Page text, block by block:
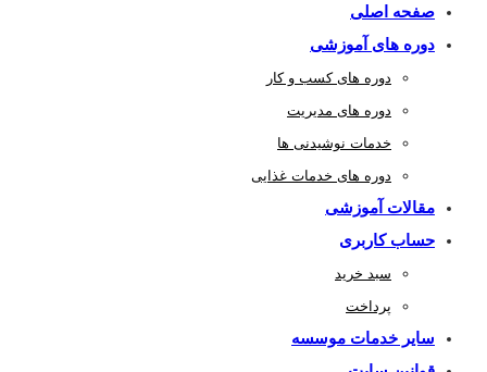
صفحه اصلی
دوره های آموزشی
دوره های کسب و کار
دوره های مدیریت
خدمات نوشیدنی ها
دوره های خدمات غذایی
مقالات آموزشی
حساب کاربری
سبد خرید
پرداخت
سایر خدمات موسسه